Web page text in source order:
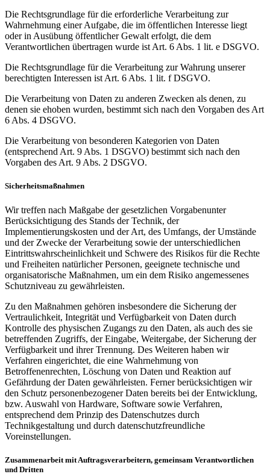
Die Rechtsgrundlage für die erforderliche Verarbeitung zur
Wahrnehmung einer Aufgabe, die im öffentlichen Interesse liegt
oder in Ausübung öffentlicher Gewalt erfolgt, die dem
Verantwortlichen übertragen wurde ist Art. 6 Abs. 1 lit. e DSGVO.
Die Rechtsgrundlage für die Verarbeitung zur Wahrung unserer
berechtigten Interessen ist Art. 6 Abs. 1 lit. f DSGVO.
Die Verarbeitung von Daten zu anderen Zwecken als denen, zu
denen sie ehoben wurden, bestimmt sich nach den Vorgaben des Art
6 Abs. 4 DSGVO.
Die Verarbeitung von besonderen Kategorien von Daten
(entsprechend Art. 9 Abs. 1 DSGVO) bestimmt sich nach den
Vorgaben des Art. 9 Abs. 2 DSGVO.
Sicherheitsmaßnahmen
Wir treffen nach Maßgabe der gesetzlichen Vorgabenunter
Berücksichtigung des Stands der Technik, der
Implementierungskosten und der Art, des Umfangs, der Umstände
und der Zwecke der Verarbeitung sowie der unterschiedlichen
Eintrittswahrscheinlichkeit und Schwere des Risikos für die Rechte
und Freiheiten natürlicher Personen, geeignete technische und
organisatorische Maßnahmen, um ein dem Risiko angemessenes
Schutzniveau zu gewährleisten.
Zu den Maßnahmen gehören insbesondere die Sicherung der
Vertraulichkeit, Integrität und Verfügbarkeit von Daten durch
Kontrolle des physischen Zugangs zu den Daten, als auch des sie
betreffenden Zugriffs, der Eingabe, Weitergabe, der Sicherung der
Verfügbarkeit und ihrer Trennung. Des Weiteren haben wir
Verfahren eingerichtet, die eine Wahrnehmung von
Betroffenenrechten, Löschung von Daten und Reaktion auf
Gefährdung der Daten gewährleisten. Ferner berücksichtigen wir
den Schutz personenbezogener Daten bereits bei der Entwicklung,
bzw. Auswahl von Hardware, Software sowie Verfahren,
entsprechend dem Prinzip des Datenschutzes durch
Technikgestaltung und durch datenschutzfreundliche
Voreinstellungen.
Zusammenarbeit mit Auftragsverarbeitern, gemeinsam Verantwortlichen
und Dritten